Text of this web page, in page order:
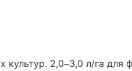
культур. 2,0–3,0 л/га для